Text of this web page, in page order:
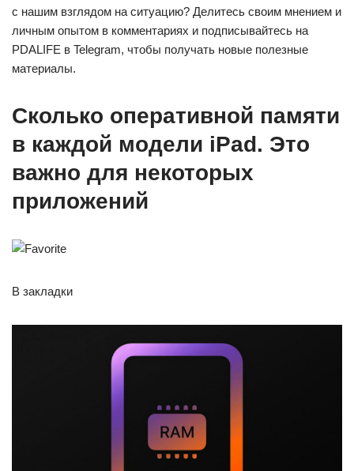
с нашим взглядом на ситуацию? Делитесь своим мнением и
личным опытом в комментариях и подписывайтесь на
PDALIFE в Telegram, чтобы получать новые полезные
материалы.
Сколько оперативной памяти
в каждой модели iPad. Это
важно для некоторых
приложений
В закладки